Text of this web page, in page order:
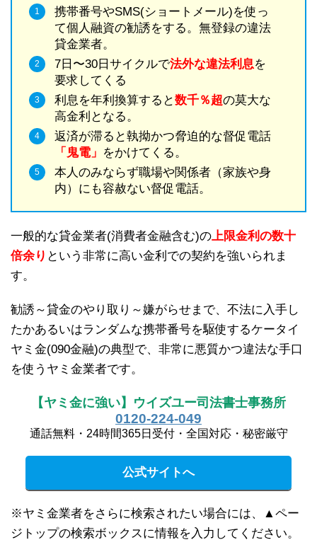
携帯番号やSMS(ショートメール)を使っ
て個人融資の勧誘をする。無登録の違法
貸金業者。
7日〜30日サイクルで法外な違法利息を
要求してくる
利息を年利換算すると数千％超の莫大な
高金利となる。
返済が滞ると執拗かつ脅迫的な督促電話
「鬼電」 をかけてくる。
本人のみならず職場や関係者（家族や身
内）にも容赦ない督促電話。
一般的な貸金業者(消費者金融含む)の 上限金利の数十
倍余り という非常に高い金利での契約を強いられま
す。
勧誘～貸金のやり取り～嫌がらせまで、不法に入手し
たかあるいはランダムな携帯番号を駆使するケータイ
ヤミ金(090金融)の典型で、非常に悪質かつ違法な手口
を使うヤミ金業者です。
【ヤミ金に強い】ウイズユー司法書士事務所
0120-224-049
通話無料・24時間365日受付・全国対応・秘密厳守
公式サイトへ
※ヤミ金業者をさらに検索されたい場合には、▲ペー
ジトップの検索ボックスに情報を入力してください。